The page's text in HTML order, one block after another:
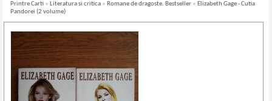
Printre Carti » Literatura si critica » Romane de dragoste. Bestseller » Elizabeth Gage - Cutia
Pandorei (2 volume)